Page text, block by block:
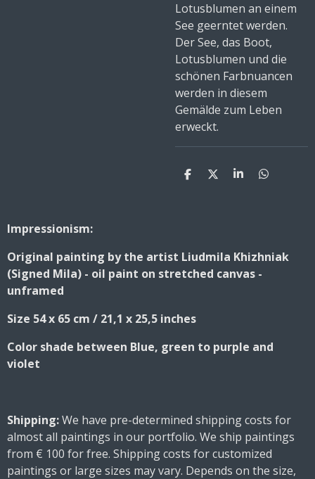
Lotusblumen an einem
See geerntet werden.
Der See, das Boot,
Lotusblumen und die
schönen Farbnuancen
werden in diesem
Gemälde zum Leben
erweckt.
S
S
S
S
Impressionism:
Original painting by the artist Liudmila Khizhniak
(Signed Mila) - oil paint on stretched canvas -
unframed
Size 54 x 65 cm / 21,1 x 25,5 inches
Color shade between Blue, green to purple and
violet
Shipping:We have pre-determined shipping costs for
almost all paintings in our portfolio. We ship paintings
from € 100 for free. Shipping costs for customized
paintings or large sizes may vary. Depends on the size,